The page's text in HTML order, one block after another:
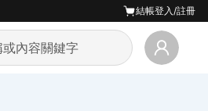
結帳登入/註冊